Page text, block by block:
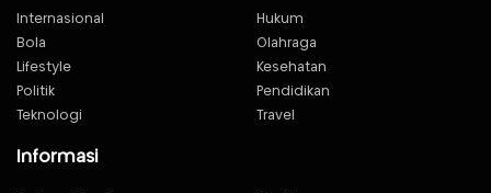
Internasional
Hukum
Bola
Olahraga
Lifestyle
Kesehatan
Politik
Pendidikan
Teknologi
Travel
Informasi